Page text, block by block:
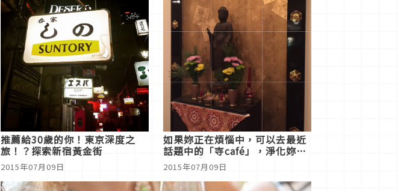
推薦給30歲的你！東京深度之
旅！？探索新宿黃金街
2015年07月09日
如果妳正在煩惱中，可以去最近
話題中的「寺café」，淨化妳的
身心靈哦！
2015年07月09日